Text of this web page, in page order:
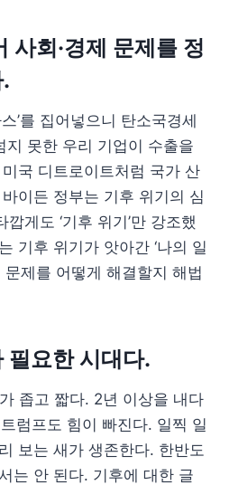
사회·경제 문제를 정
’를 집어넣으니 탄소국경세
지 못한 우리 기업이 수출을
국 디트로이트처럼 국가 산
이든 정부는 기후 위기의 심
게도 ‘기후 위기’만 강조했
기후 위기가 앗아간 ‘나의 일
문제를 어떻게 해결할지 해법
필요한 시대다.
좁고 짧다. 2년 이상을 내다
럼프도 힘이 빠진다. 일찍 일
보는 새가 생존한다. 한반도
는 안 된다. 기후에 대한 글